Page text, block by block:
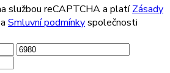
službou reCAPTCHA a platíZásady
a Smluvní podmínkyspolečnosti